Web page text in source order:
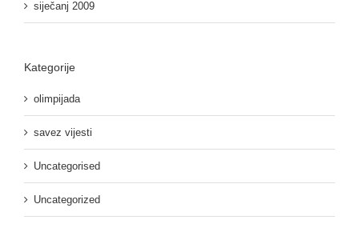
siječanj 2009
Kategorije
olimpijada
savez vijesti
Uncategorised
Uncategorized